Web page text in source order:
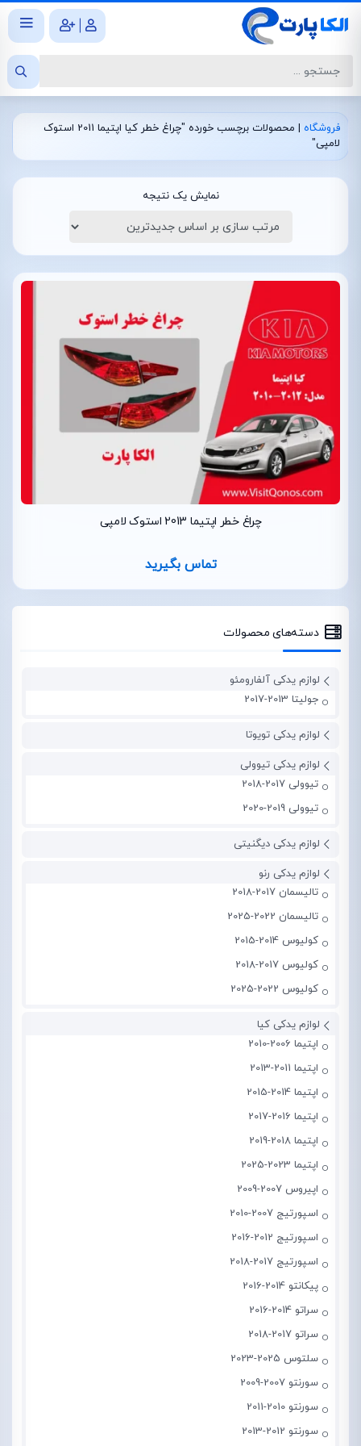
|
فروشگاه |
محصولات برچسب خورده "چراغ خطر کیا اپتیما 2011 استوک
لامپی"
نمایش یک نتیجه
چراغ خطر اپتیما 2013 استوک لامپی
تماس بگیرید
دسته‌های محصولات
لوازم یدکی آلفارومئو
جولیتا 2013-2017
لوازم یدکی تویوتا
لوازم یدکی تیوولی
تیوولی 2017-2018
تیوولی 2019-2020
لوازم یدکی دیگنیتی
لوازم یدکی رنو
تالیسمان 2017-2018
تالیسمان 2022-2025
کولیوس 2014-2015
کولیوس 2017-2018
کولیوس 2022-2025
لوازم یدکی کیا
اپتیما 2006-2010
اپتیما 2011-2013
اپتیما 2014-2015
اپتیما 2016-2017
اپتیما 2018-2019
اپتیما 2023-2025
اپیروس 2007-2009
اسپورتیج 2007-2010
اسپورتیج 2012-2016
اسپورتیج 2017-2018
پیکانتو 2014-2016
سراتو 2014-2016
سراتو 2017-2018
سلتوس 2025-2023
سورنتو 2007-2009
سورنتو 2010-2011
سورنتو 2012-2013